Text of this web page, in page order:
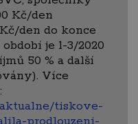
Kč/den
den do konce
je 1-3/2020
50 % a další
Více
tiskove-
prodlouzeni-